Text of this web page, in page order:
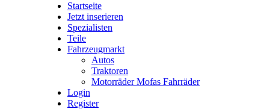
Startseite
Jetzt inserieren
Spezialisten
Teile
Fahrzeugmarkt
Autos
Traktoren
Motorräder Mofas Fahrräder
Login
Register